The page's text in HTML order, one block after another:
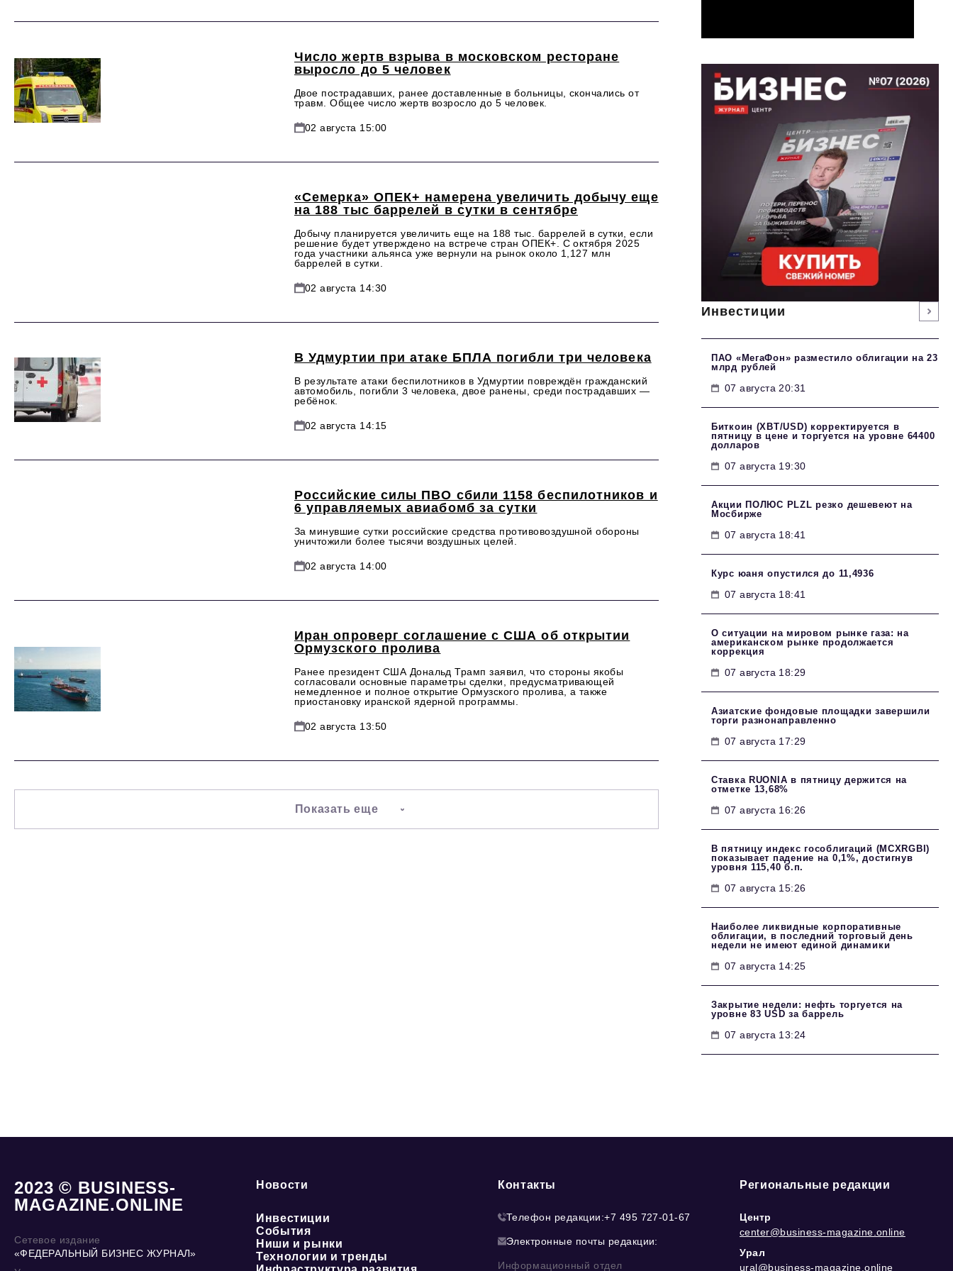
Число жертв взрыва в московском ресторане
выросло до 5 человек
Двое пострадавших, ранее доставленные в больницы, скончались от
травм. Общее число жертв возросло до 5 человек.
02 августа 15:00
«Семерка» ОПЕК+ намерена увеличить добычу еще
на 188 тыс баррелей в сутки в сентябре
Добычу планируется увеличить еще на 188 тыс. баррелей в сутки, если
решение будет утверждено на встрече стран ОПЕК+. С октября 2025
года участники альянса уже вернули на рынок около 1,127 млн
баррелей в сутки.
02 августа 14:30
В Удмуртии при атаке БПЛА погибли три человека
В результате атаки беспилотников в Удмуртии повреждён гражданский
автомобиль, погибли 3 человека, двое ранены, среди пострадавших —
ребёнок.
02 августа 14:15
Российские силы ПВО сбили 1158 беспилотников и
6 управляемых авиабомб за сутки
За минувшие сутки российские средства противовоздушной обороны
уничтожили более тысячи воздушных целей.
02 августа 14:00
Иран опроверг соглашение с США об открытии
Ормузского пролива
Ранее президент США Дональд Трамп заявил, что стороны якобы
согласовали основные параметры сделки, предусматривающей
немедленное и полное открытие Ормузского пролива, а также
приостановку иранской ядерной программы.
02 августа 13:50
Показать еще
Инвестиции
ПАО «МегаФон» разместило облигации на 23
млрд рублей
07 августа 20:31
Биткоин (XBT/USD) корректируется в
пятницу в цене и торгуется на уровне 64400
долларов
07 августа 19:30
Акции ПОЛЮС PLZL резко дешевеют на
Мосбирже
07 августа 18:41
Курс юаня опустился до 11,4936
07 августа 18:41
О ситуации на мировом рынке газа: на
американском рынке продолжается
коррекция
07 августа 18:29
Азиатские фондовые площадки завершили
торги разнонаправленно
07 августа 17:29
Ставка RUONIA в пятницу держится на
отметке 13,68%
07 августа 16:26
В пятницу индекс гособлигаций (MCXRGBI)
показывает падение на 0,1%, достигнув
уровня 115,40 б.п.
07 августа 15:26
Наиболее ликвидные корпоративные
облигации, в последний торговый день
недели не имеют единой динамики
07 августа 14:25
Закрытие недели: нефть торгуется на
уровне 83 USD за баррель
07 августа 13:24
2023 © BUSINESS-
MAGAZINE.ONLINE
Сетевое издание
«ФЕДЕРАЛЬНЫЙ БИЗНЕС ЖУРНАЛ»
Новости
Инвестиции
События
Ниши и рынки
Технологии и тренды
Контакты
Телефон редакции:+7 495 727-01-67
Электронные почты редакции:
Информационный отдел
Региональные редакции
Центр
center@business-magazine.online
Урал
ural@business-magazine.online